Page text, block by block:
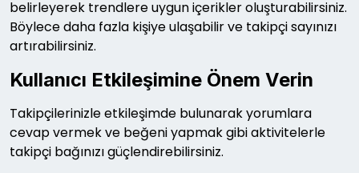
belirleyerek trendlere uygun içerikler oluşturabilirsiniz.
Böylece daha fazla kişiye ulaşabilir ve takipçi sayınızı
artırabilirsiniz.
Kullanıcı Etkileşimine Önem Verin
Takipçilerinizle etkileşimde bulunarak yorumlara
cevap vermek ve beğeni yapmak gibi aktivitelerle
takipçi bağınızı güçlendirebilirsiniz.